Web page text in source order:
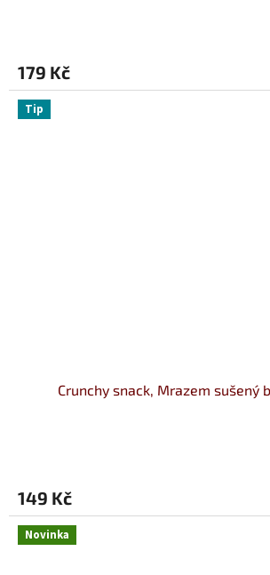
179 Kč
Tip
Crunchy snack, Mrazem sušený
149 Kč
Novinka